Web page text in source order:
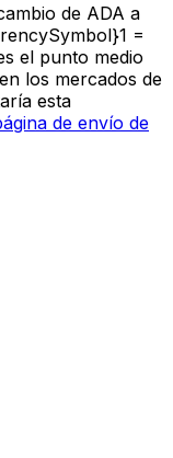
de ADA a
=
el punto medio
los mercados de
esta
de envío de